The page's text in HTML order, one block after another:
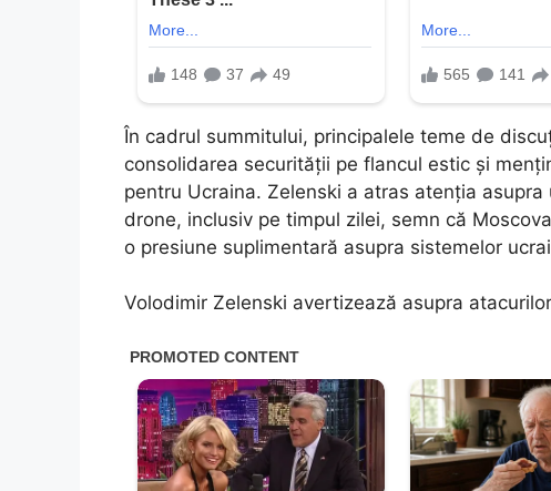
În cadrul summitului, principalele teme de
consolidarea securității pe flancul estic și
pentru Ucraina. Zelenski a atras atenția
drone, inclusiv pe timpul zilei, semn că
o presiune suplimentară asupra sistemelor
Volodimir Zelenski avertizează asupra